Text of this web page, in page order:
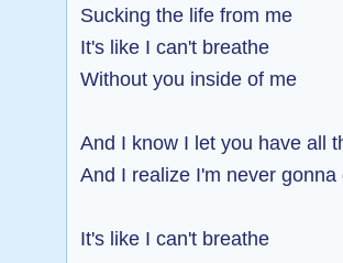
Sucking the life from me
It's like I can't breathe
Without you inside of me
And I know I let you have all
And I realize I'm never
It's like I can't breathe